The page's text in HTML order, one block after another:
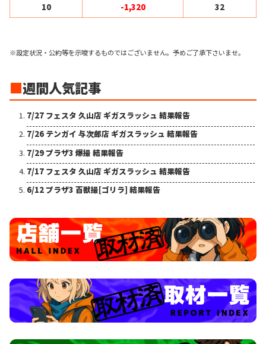
10
-1,320 32
※設定状況・公約等を示唆するものではございません。予めご了承下さいませ。
■週間人気記事
7/27 フェスタ 久山店 ギガスラッシュ 結果報告
7/26 テンガイ 与次郎店 ギガスラッシュ 結果報告
7/29 プラザ3 爆撮 結果報告
7/17 フェスタ 久山店 ギガスラッシュ 結果報告
6/12 プラザ3 百獣撮[ゴリラ] 結果報告